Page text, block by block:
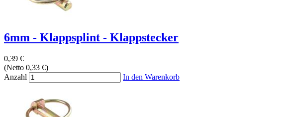
6mm - Klappsplint - Klappstecker
0,39 €
(Netto 0,33 €)
Anzahl
In den Warenkorb